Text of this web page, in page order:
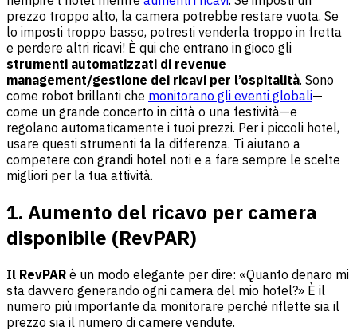
prezzo troppo alto, la camera potrebbe restare vuota. Se
lo imposti troppo basso, potresti venderla troppo in fretta
e perdere altri ricavi! È qui che entrano in gioco gli
strumenti automatizzati di revenue
management/gestione dei ricavi per l’ospitalità. Sono
come robot brillanti che monitorano gli eventi globali—
come un grande concerto in città o una festività—e
regolano automaticamente i tuoi prezzi. Per i piccoli hotel,
usare questi strumenti fa la differenza. Ti aiutano a
competere con grandi hotel noti e a fare sempre le scelte
migliori per la tua attività.
1. Aumento del ricavo per camera
disponibile (RevPAR)
Il RevPAR è un modo elegante per dire: «Quanto denaro mi
sta davvero generando ogni camera del mio hotel?» È il
numero più importante da monitorare perché riflette sia il
prezzo sia il numero di camere vendute.